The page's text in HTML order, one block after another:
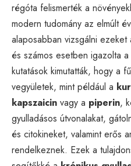
régóta felismerték a
modern tudomány az elmúlt
alaposabban vizsgálni
és számos esetben igazolta
kutatások kimutatták, hogy a
vegyületek, mint például a
kapszaicin vagy a piperin,
gyulladásos útvonalakat,
és citokineket, valamint erős
rendelkeznek. Ezek a